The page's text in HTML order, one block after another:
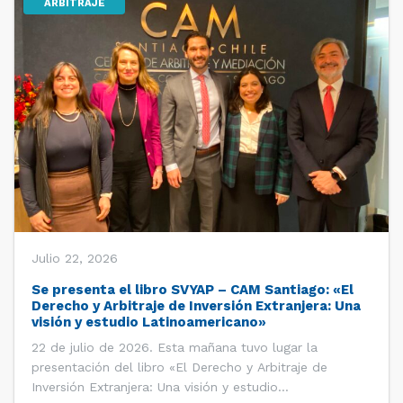
ARBITRAJE
Julio 22, 2026
Se presenta el libro SVYAP – CAM Santiago: «El
Derecho y Arbitraje de Inversión Extranjera: Una
visión y estudio Latinoamericano»
22 de julio de 2026. Esta mañana tuvo lugar la
presentación del libro «El Derecho y Arbitraje de
Inversión Extranjera: Una visión y estudio